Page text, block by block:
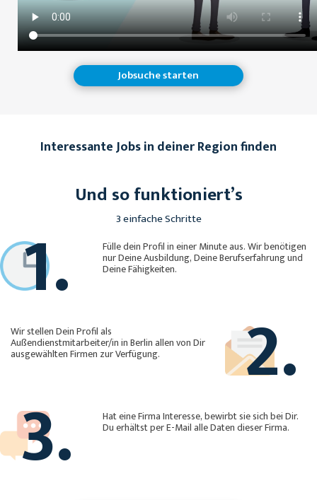
Jobsuche starten
Interessante Jobs in deiner Region finden
Und so funktioniert’s
3 einfache Schritte
1. Fülle dein Profil in einer Minute aus. Wir benötigen
nur Deine Ausbildung, Deine Berufserfahrung und
Deine Fähigkeiten.
2.
Wir stellen Dein Profil als
Außendienstmitarbeiter/in in Berlin allen von Dir
ausgewählten Firmen zur Verfügung.
3. Hat eine Firma Interesse, bewirbt sie sich bei Dir.
Du erhältst per E-Mail alle Daten dieser Firma.